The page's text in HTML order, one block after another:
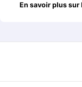
En savoir plus